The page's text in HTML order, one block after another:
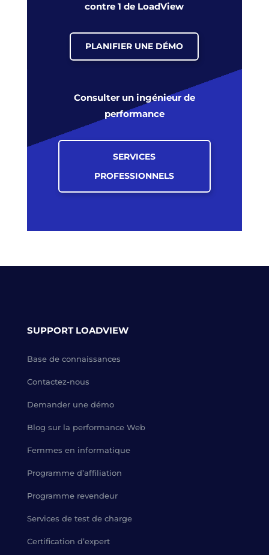
contre 1 de LoadView
PLANIFIER UNE DÉMO
Consulter un ingénieur de
performance
SERVICES
PROFESSIONNELS
SUPPORT LOADVIEW
Base de connaissances
Contactez-nous
Demander une démo
Blog sur la performance Web
Femmes en informatique
Programme d’affiliation
Programme revendeur
Services de test de charge
Certification d’expert